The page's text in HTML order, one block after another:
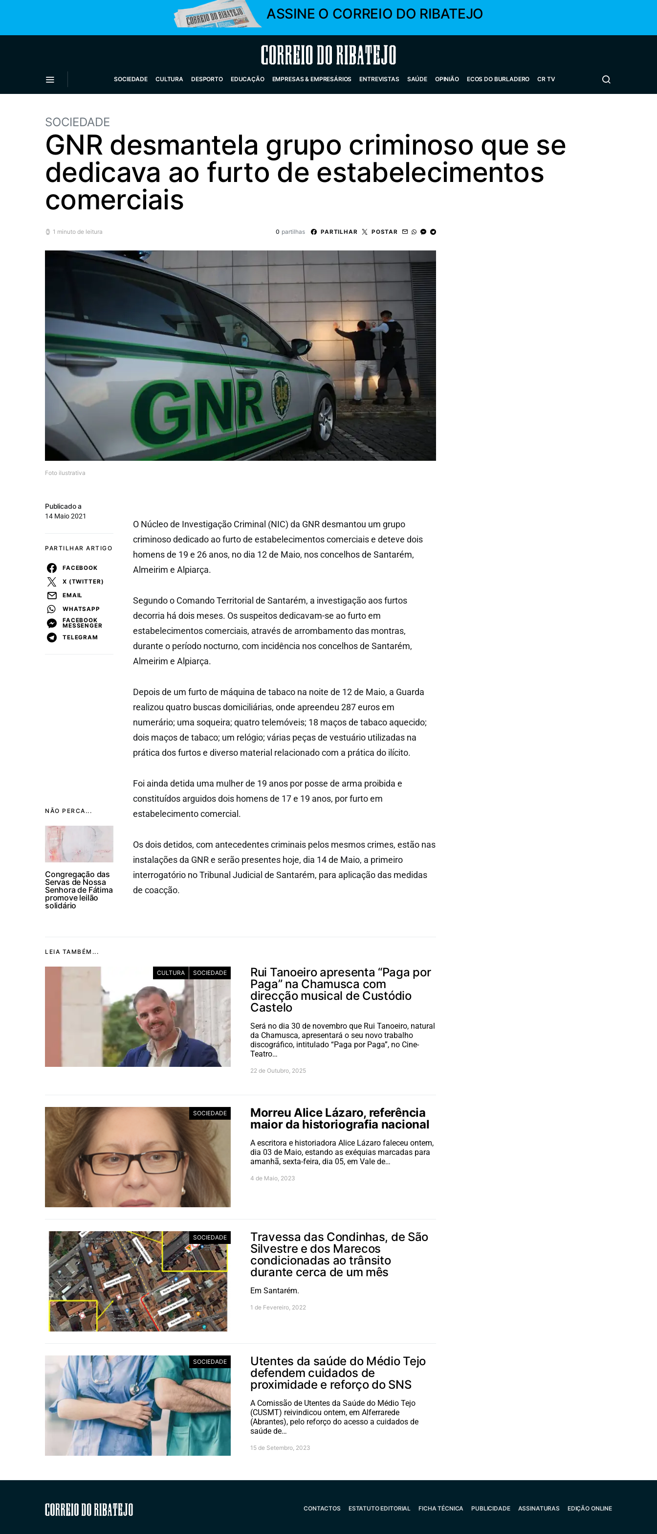
ASSINE O CORREIO DO RIBATEJO
Correio do Ribatejo
SOCIEDADE CULTURA DESPORTO EDUCAÇÃO EMPRESAS & EMPRESÁRIOS ENTREVISTAS SAÚDE OPINIÃO ECOS DO BURLADERO CR TV
SOCIEDADE
GNR desmantela grupo criminoso que se
dedicava ao furto de estabelecimentos
comerciais
1 minuto de leitura 0 partilhas PARTILHAR POSTAR
Foto ilustrativa
NÃO PERCA...
Congregação das
Servas de Nossa
Senhora de Fátima
promove leilão
solidário
Publicado a
14 Maio 2021
PARTILHAR ARTIGO
FACEBOOK
X (TWITTER)
EMAIL
WHATSAPP
FACEBOOK
MESSENGER
TELEGRAM
O Núcleo de Investigação Criminal (NIC) da GNR desmantou um grupo
criminoso dedicado ao furto de estabelecimentos comerciais e deteve dois
homens de 19 e 26 anos, no dia 12 de Maio, nos concelhos de Santarém,
Almeirim e Alpiarça.
Segundo o Comando Territorial de Santarém, a investigação aos furtos
decorria há dois meses. Os suspeitos dedicavam-se ao furto em
estabelecimentos comerciais, através de arrombamento das montras,
durante o período nocturno, com incidência nos concelhos de Santarém,
Almeirim e Alpiarça.
Depois de um furto de máquina de tabaco na noite de 12 de Maio, a Guarda
realizou quatro buscas domiciliárias, onde apreendeu 287 euros em
numerário; uma soqueira; quatro telemóveis; 18 maços de tabaco aquecido;
dois maços de tabaco; um relógio; várias peças de vestuário utilizadas na
prática dos furtos e diverso material relacionado com a prática do ilícito.
Foi ainda detida uma mulher de 19 anos por posse de arma proibida e
constituídos arguidos dois homens de 17 e 19 anos, por furto em
estabelecimento comercial.
Os dois detidos, com antecedentes criminais pelos mesmos crimes, estão nas
instalações da GNR e serão presentes hoje, dia 14 de Maio, a primeiro
interrogatório no Tribunal Judicial de Santarém, para aplicação das medidas
de coacção.
LEIA TAMBÉM...
CULTURA SOCIEDADE
Rui Tanoeiro apresenta “Paga por
Paga” na Chamusca com
direcção musical de Custódio
Castelo
Será no dia 30 de novembro que Rui Tanoeiro, natural
da Chamusca, apresentará o seu novo trabalho
discográfico, intitulado “Paga por Paga”, no Cine-
Teatro…
22 de Outubro, 2025
SOCIEDADE
Morreu Alice Lázaro, referência
maior da historiografia nacional
A escritora e historiadora Alice Lázaro faleceu ontem,
dia 03 de Maio, estando as exéquias marcadas para
amanhã, sexta-feira, dia 05, em Vale de…
4 de Maio, 2023
SOCIEDADE
Travessa das Condinhas, de São
Silvestre e dos Marecos
condicionadas ao trânsito
durante cerca de um mês
Em Santarém.
1 de Fevereiro, 2022
SOCIEDADE
Utentes da saúde do Médio Tejo
defendem cuidados de
proximidade e reforço do SNS
A Comissão de Utentes da Saúde do Médio Tejo
(CUSMT) reivindicou ontem, em Alferrarede
(Abrantes), pelo reforço do acesso a cuidados de
saúde de…
15 de Setembro, 2023
Correio do Ribatejo CONTACTOS ESTATUTO EDITORIAL FICHA TÉCNICA PUBLICIDADE ASSINATURAS EDIÇÃO ONLINE